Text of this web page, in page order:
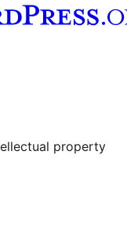
property